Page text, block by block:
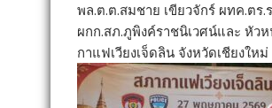
พล.ต.ต.สมชาย เขียวจักร์ ผทค.ตร.
ผกก.สภ.ภูพิงค์ราชนิเวศน์และ หัวห
กาแฟเวียงเจ็ดลิน จังหวัดเชียงให